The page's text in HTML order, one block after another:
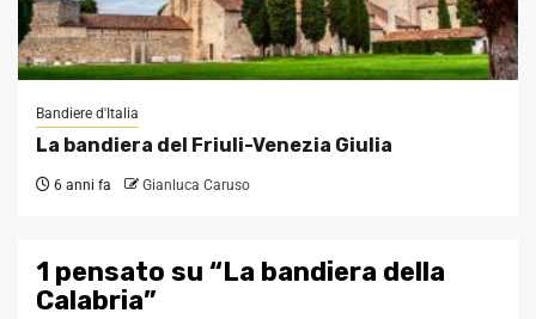
Bandiere d'Italia
La bandiera del Friuli-Venezia Giulia
6 anni fa Gianluca Caruso
1 pensato su “La bandiera della
Calabria”